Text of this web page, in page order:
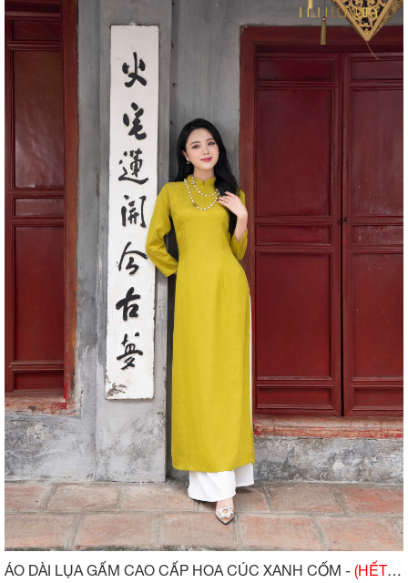
ÁO DÀI LỤA GẤM CAO CẤP HOA CÚC XANH CỐM - (HẾT